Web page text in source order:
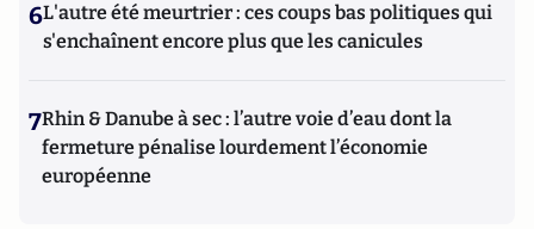
6L'autre été meurtrier : ces coups bas politiques qui
s'enchaînent encore plus que les canicules
7Rhin & Danube à sec : l’autre voie d’eau dont la
fermeture pénalise lourdement l’économie
européenne